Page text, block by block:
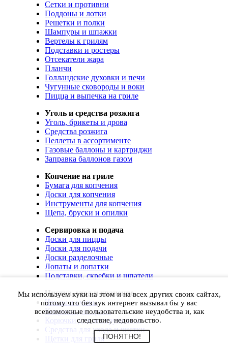
Сетки и противни
Поддоны и лотки
Решетки и полки
Шампуры и шпажки
Вертелы к грилям
Подставки и ростеры
Отсекатели жара
Планчи
Голландские духовки и печи
Чугунные сковороды и воки
Пицца и выпечка на гриле
Уголь и средства розжига
Уголь, брикеты и дрова
Средства розжига
Пеллеты в ассортименте
Газовые баллоны и картриджи
Заправка баллонов газом
Копчение на гриле
Бумага для копчения
Доски для копчения
Инструменты для копчения
Щепа, бруски и опилки
Сервировка и подача
Доски для пиццы
Доски для подачи
Доски разделочные
Лопаты и лопатки
Подставки, скребки и шпатели
Чистка, уход и хранение
Чехлы и сумки
Коврики для гриля
Корючки для инструментов
Средства для ухода и чистки
Щетки для гриля
Мы используем куки на этом и на всех других своих сайтах,
потому что без кук интернет вызывал бы у вас
всевозможные пользовательские неудобства и, как
следствие, недовольство.
ПОНЯТНО!